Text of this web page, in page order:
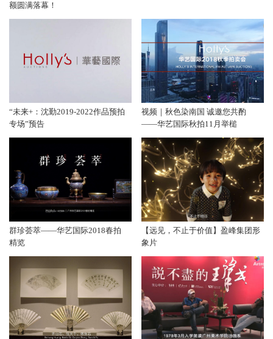
额圆满落幕！
“未来+：沈勤2019-2022作品预拍
专场”预告
视频｜秋色染南国 诚邀您共酌
——华艺国际秋拍11月举槌
群珍荟萃——华艺国际2018春拍
精览
【远见，不止于价值】盈峰集团形
象片